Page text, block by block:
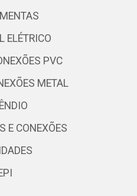
ELÉTRICO
PVC
METAL
E CONEXÕES